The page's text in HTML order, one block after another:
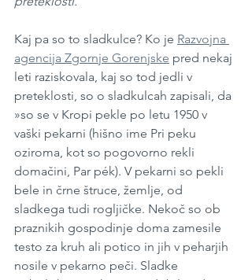
Kaj pa so to sladkulce? Ko je Razvojna
agencija Zgornje Gorenjske pred nekaj
leti raziskovala, kaj so tod jedli v
preteklosti, so o sladkulcah zapisali, da
»so se v Kropi pekle po letu 1950 v
vaški pekarni (hišno ime Pri peku
oziroma, kot so pogovorno rekli
domačini, Par pék). V pekarni so pekli
bele in črne štruce, žemlje, od
sladkega tudi rogljičke. Nekoč so ob
praznikih gospodinje doma zamesile
testo za kruh ali potico in jih v peharjih
nosile v pekarno peči. Sladke